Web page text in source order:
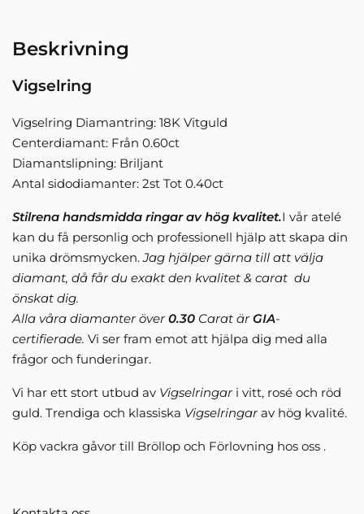
Beskrivning
Vigselring
Vigselring Diamantring: 18K Vitguld
Centerdiamant: Från 0.60ct
Diamantslipning: Briljant
Antal sidodiamanter: 2st Tot 0.40ct
Stilrena handsmidda ringar av hög kvalitet.I vår atelé
kan du få personlig och professionell hjälp att skapa din
unika drömsmycken.Jag hjälper gärna till att välja
diamant, då får du exakt den kvalitet & carat du
önskat dig.
Alla våra diamanter över0.30 Carat ärGIA-
certifierade. Vi ser fram emot att hjälpa dig med alla
frågor och funderingar.
Vi har ett stort utbud av Vigselringari vitt, rosé och röd
guld. Trendiga och klassiska Vigselringarav hög kvalité.
Köp vackra gåvor till Bröllop och Förlovning hos oss .